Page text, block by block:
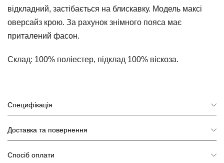
Туніки та
комбінезони
відкладний, застібається на блискавку. Модель максі
оверсайз крою. За рахунок знімного пояса має
приталений фасон.
Склад: 100% поліестер, підклад 100% віскоза.
Специфікація
Доставка та повернення
Спосіб оплати